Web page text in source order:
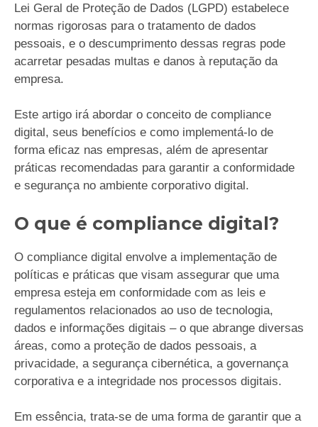
Lei Geral de Proteção de Dados (LGPD) estabelece
normas rigorosas para o tratamento de dados
pessoais, e o descumprimento dessas regras pode
acarretar pesadas multas e danos à reputação da
empresa.
Este artigo irá abordar o conceito de compliance
digital, seus benefícios e como implementá-lo de
forma eficaz nas empresas, além de apresentar
práticas recomendadas para garantir a conformidade
e segurança no ambiente corporativo digital.
O que é compliance digital?
O compliance digital envolve a implementação de
políticas e práticas que visam assegurar que uma
empresa esteja em conformidade com as leis e
regulamentos relacionados ao uso de tecnologia,
dados e informações digitais – o que abrange diversas
áreas, como a proteção de dados pessoais, a
privacidade, a segurança cibernética, a governança
corporativa e a integridade nos processos digitais.
Em essência, trata-se de uma forma de garantir que a